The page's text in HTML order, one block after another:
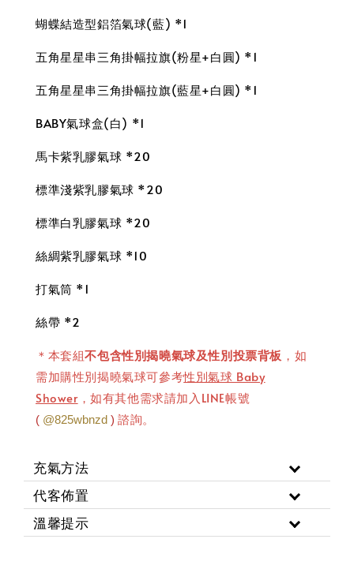
蝴蝶結造型鋁箔氣球(藍) *1
五角星星串三角掛幅拉旗(粉星+白圓) *1
五角星星串三角掛幅拉旗(藍星+白圓) *1
BABY氣球盒(白) *1
馬卡紫乳膠氣球 *20
標準淺紫乳膠氣球 *20
標準白乳膠氣球 *20
絲綢紫乳膠氣球 *10
打氣筒 *1
絲帶 *2
＊本套組不包含性別揭曉氣球及性別投票背板 ，如
需加購性別揭曉氣球可參考性別氣球 Baby
Shower，如有其他需求請加入LINE帳號
( @825wbnzd ) 諮詢。
充氣方法
代客佈置
溫馨提示